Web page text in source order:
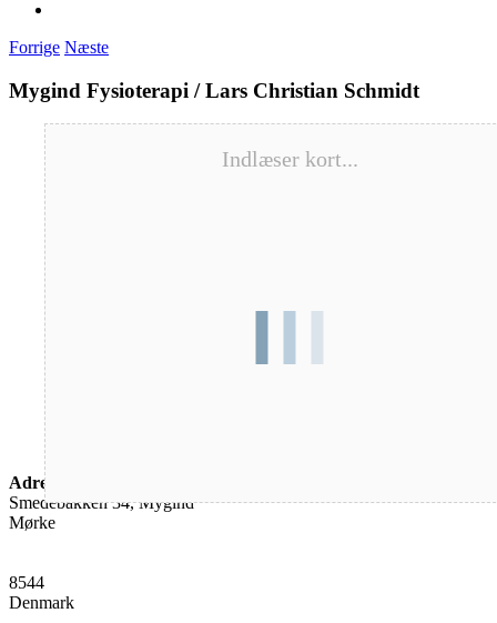
Forrige Næste
Mygind Fysioterapi / Lars Christian Schmidt
Indlæser kort...
Adresse
Smedebakken 34, Mygind
Mørke
8544
Denmark